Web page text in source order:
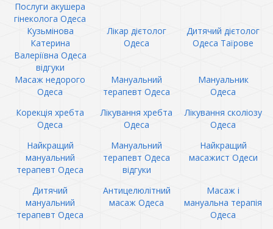
Послуги акушера
гінеколога Одеса
Кузьмінова
Катерина
Валеріївна Одеса
відгуки
Лікар дієтолог
Одеса
Дитячий дієтолог
Одеса Таїрове
Масаж недорого
Одеса
Мануальний
терапевт Одеса
Мануальник
Одеса
Корекція хребта
Одеса
Лікування хребта
Одеса
Лікування сколіозу
Одеса
Найкращий
мануальний
терапевт Одеса
Мануальний
терапевт Одеса
відгуки
Найкращий
масажист Одеси
Дитячий
мануальний
терапевт Одеса
Антицелюлітний
масаж Одеса
Масаж і
мануальна терапія
Одеса